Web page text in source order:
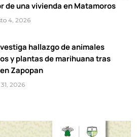
de una vivienda en Matamoros
4, 2026
hallazgo de animales
y plantas de marihuana tras
Zapopan
2026